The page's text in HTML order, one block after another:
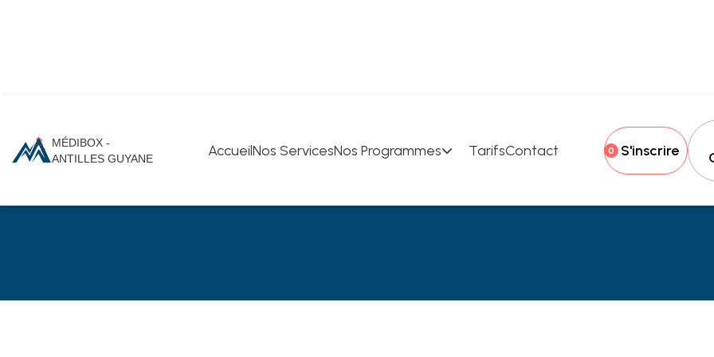
MÉDIBOX -
ANTILLES GUYANE
AccueilNos ServicesNos Programmes TarifsContact 0 S'inscrire
Inscription MediFlex/